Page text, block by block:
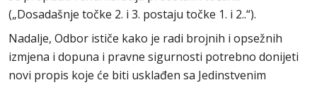
(„Dosadašnje točke 2. i 3. postaju točke 1. i 2..“).
Nadalje, Odbor ističe kako je radi brojnih i opsežnih
izmjena i dopuna i pravne sigurnosti potrebno donijeti
novi propis koje će biti usklađen sa Jedinstvenim